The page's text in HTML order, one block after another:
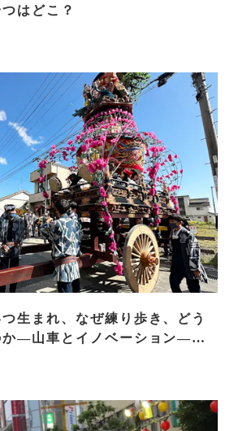
はどこ？
生まれ、なぜ練り歩き、どう
か―山車とイノベーション―＜